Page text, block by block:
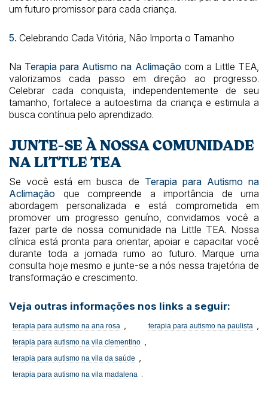
um futuro promissor para cada criança.
5. Celebrando Cada Vitória, Não Importa o Tamanho
Na Terapia para Autismo na Aclimação com a Little TEA,
valorizamos cada passo em direção ao progresso.
Celebrar cada conquista, independentemente de seu
tamanho, fortalece a autoestima da criança e estimula a
busca contínua pelo aprendizado.
JUNTE-SE À NOSSA COMUNIDADE
NA LITTLE TEA
Se você está em busca de Terapia para Autismo na
Aclimação que compreende a importância de uma
abordagem personalizada e está comprometida em
promover um progresso genuíno, convidamos você a
fazer parte de nossa comunidade na Little TEA. Nossa
clínica está pronta para orientar, apoiar e capacitar você
durante toda a jornada rumo ao futuro. Marque uma
consulta hoje mesmo e junte-se a nós nessa trajetória de
transformação e crescimento.
Veja outras informações nos links a seguir:
terapia para autismo na ana rosa , terapia para autismo na paulista ,
terapia para autismo na vila clementino ,
terapia para autismo na vila da saúde ,
terapia para autismo na vila madalena .